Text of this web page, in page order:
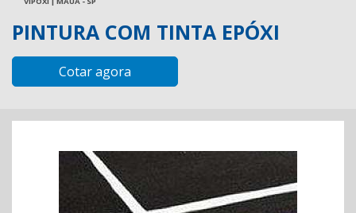
PINTURA COM TINTA EPÓXI
Cotar agora